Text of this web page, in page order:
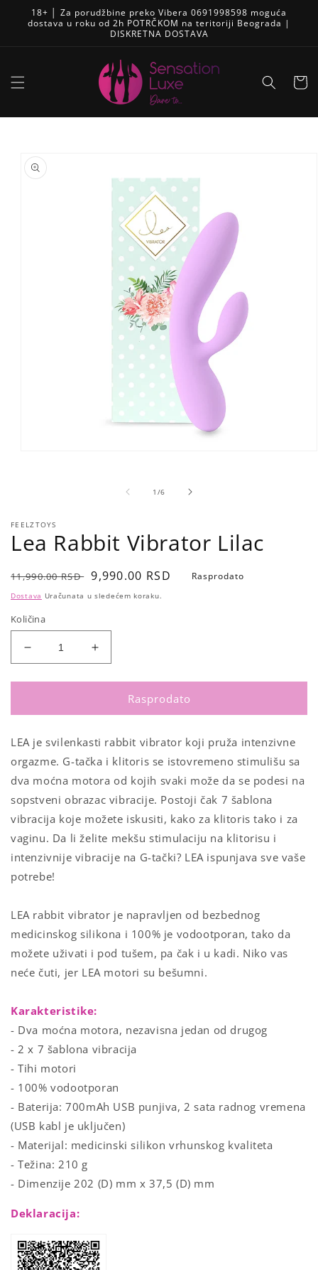
na
sadržaj
18+ │ Za porudžbine preko Vibera 0691998598 moguća
dostava u roku od 2h POTRČKOM na teritoriji Beograda |
DISKRETNA DOSTAVA
Korpa
information
1 /of
6
FEELZTOYS
Lea Rabbit Vibrator Lilac
Regular
price
11,990.00 RSD Sale
price
9,990.00 RSD Rasprodato
Dostava Uračunata u sledećem koraku.
Količina
Smanji
količinu
za
Rabbit
Lilac
Povećaj
količinu
za
Rabbit
Lilac
Rasprodato
LEA je svilenkasti rabbit vibrator koji pruža intenzivne
orgazme. G-tačka i klitoris se istovremeno stimulišu sa
dva moćna motora od kojih svaki može da se podesi na
sopstveni obrazac vibracije. Postoji čak 7 šablona
vibracija koje možete iskusiti, kako za klitoris tako i za
vaginu. Da li želite mekšu stimulaciju na klitorisu i
intenzivnije vibracije na G-tački? LEA ispunjava sve vaše
potrebe!
LEA rabbit vibrator je napravljen od bezbednog
medicinskog silikona i 100% je vodootporan, tako da
možete uživati i pod tušem, pa čak i u kadi. Niko vas
neće čuti, jer LEA motori su bešumni.
Karakteristike:
- Dva moćna motora, nezavisna jedan od drugog
- 2 x 7 šablona vibracija
- Tihi motori
- 100% vodootporan
- Baterija: 700mAh USB punjiva, 2 sata radnog vremena
(USB kabl je uključen)
- Materijal: medicinski silikon vrhunskog kvaliteta
- Težina: 210 g
- Dimenzije 202 (D) mm x 37,5 (D) mm
Deklaracija: